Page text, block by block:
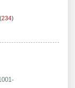
(234)